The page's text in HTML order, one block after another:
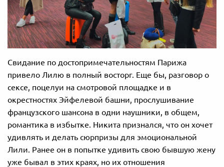
Свидание по достопримечательностям Парижа
привело Лилю в полный восторг. Еще бы, разговор о
сексе, поцелуи на смотровой площадке и в
окрестностях Эйфелевой башни, прослушивание
французского шансона в одни наушники, в общем,
романтика в избытке. Никита признался, что он хочет
удивлять и делать сюрпризы для эмоциональной
Лили. Ранее он в попытке удивить свою бывшую жену
уже бывал в этих краях, но их отношения